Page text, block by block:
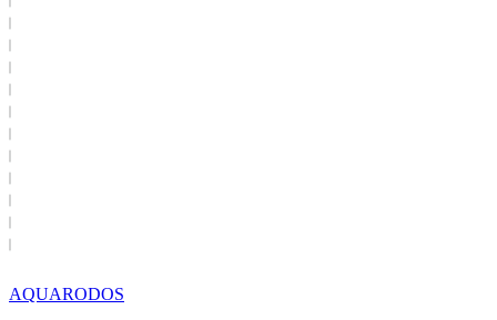
AQUARODOS